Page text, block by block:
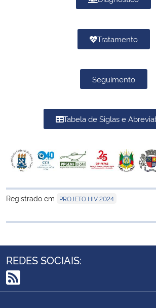
Tratamento
Seguimento
Tabela de Siglas e
Registrado em PROJETO HIV 2024
REDES SOCIAIS:
RSS